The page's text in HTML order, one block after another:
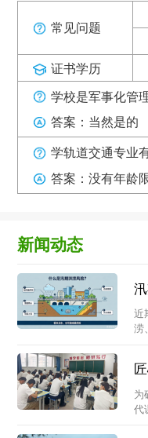
常见问题
证书学历
学校是军事化管
答案：当然是的
学轨道交通专业
答案：没有年龄
新闻动态
近
涝
汛
为
代